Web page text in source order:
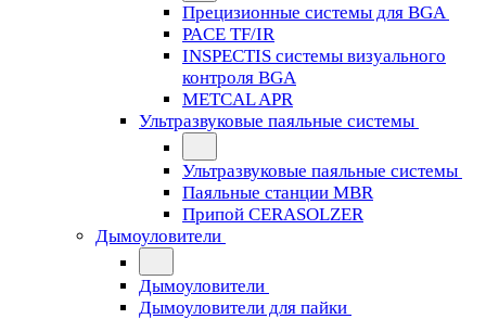
Прецизионные системы для BGA
PACE TF/IR
INSPECTIS системы визуального
контроля BGA
METCAL APR
Ультразвуковые паяльные системы
Ультразвуковые паяльные системы
Паяльные станции MBR
Припой CERASOLZER
Дымоуловители
Дымоуловители
Дымоуловители для пайки